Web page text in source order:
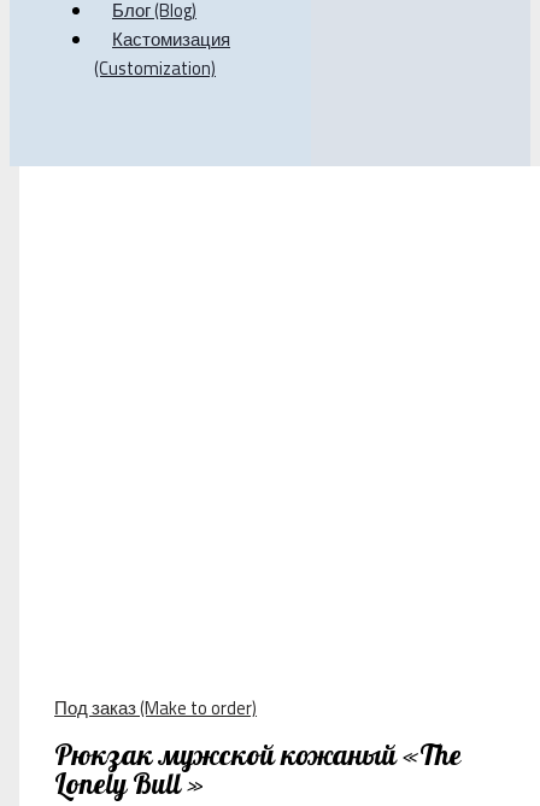
Блог (Blog)
Кастомизация
(Customization)
Под заказ (Make to order)
Рюкзак мужской кожаный «The
Lonely Bull »